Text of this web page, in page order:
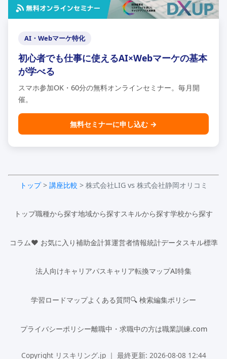
AI・Webマーケ特化
初心者でも仕事に使えるAI×Webマーケの基本
が学べる
スマホ参加OK・60分の無料オンラインセミナー。毎月開
催。
無料セミナーに申し込む →
トップ> 講座比較 > 株式会社LIG vs 株式会社静岡オリコミ
トップ職種から探す地域から探すスキルから探す学校から探す
コラム♥ お気に入り補助金計算運営者情報統計データ スキル標準
法人向けキャリアパスキャリア転換マップAI特集
学習ロードマップよくある質問🔍 検索編集ポリシー
プライバシーポリシー離職中・求職中の方は職業訓練.com
Copyright リスキリング.jp ｜ 最終更新: 2026-08-08 12:44